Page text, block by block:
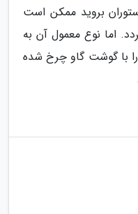
بروید ممکن است
اما نوع معمول آن به
با گوشت گاو چرخ شده